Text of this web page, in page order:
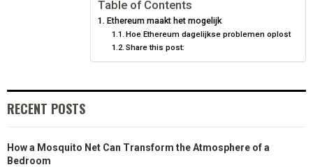
K S
T
Table of Contents
Ethereum maakt het mogelijk
Hoe Ethereum dagelijkse problemen oplost
Share this post:
RECENT POSTS
How a Mosquito Net Can Transform the Atmosphere of a
Bedroom